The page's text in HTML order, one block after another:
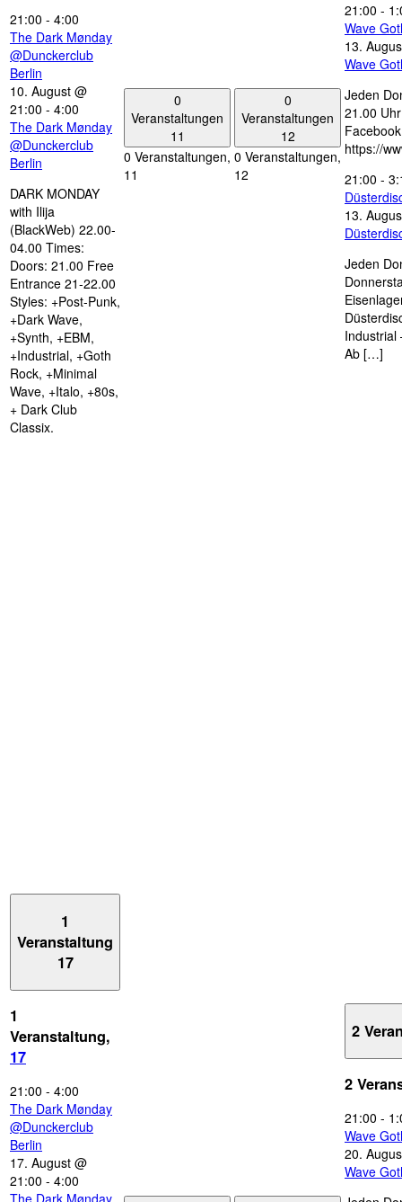
21:00 - 4:00
The Dark Mønday
@Dunckerclub
Berlin
10. August @
21:00 - 4:00
The Dark Mønday
@Dunckerclub
Berlin
DARK MONDAY
with Ilija
(BlackWeb) 22.00-
04.00 Times:
Doors: 21.00 Free
Entrance 21-22.00
Styles: +Post-Punk,
+Dark Wave,
+Synth, +EBM,
+Industrial, +Goth
Rock, +Minimal
Wave, +Italo, +80s,
+ Dark Club
Classix.
0
Veranstaltungen
11
0 Veranstaltungen,
11
0
Veranstaltungen
12
0 Veranstaltungen,
12
21:00 -
Wave
13.
Wave
Jeden
21.00
https://
21:00 -
13.
Jeden
Industrial
Ab […]
1
Veranstaltung
17
1
Veranstaltung,
17
21:00 - 4:00
The Dark Mønday
@Dunckerclub
Berlin
17. August @
21:00 - 4:00
2
2
21:00 -
Wave
20.
Wave